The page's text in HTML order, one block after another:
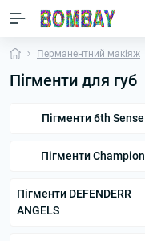
Перманентний макіяж
Пігменти для губ
Пігменти 6th Sense
Пігменти Champion
Пігменти DEFENDERR
ANGELS